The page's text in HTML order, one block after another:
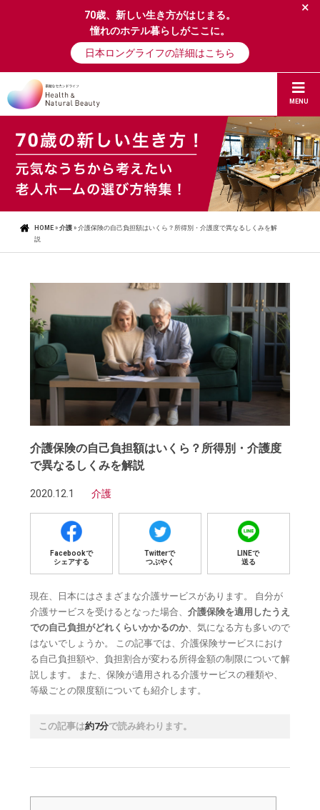
70歳、新しい生き方がはじまる。
憧れのホテル暮らしがここに。
日本ロングライフの詳細はこちら
×
MENU
HOME » 介護 » 介護保険の自己負担額はいくら？所得別・介護度で異なるしくみを解
説
介護保険の自己負担額はいくら？所得別・介護度
で異なるしくみを解説
2020.12.1 介護
Facebookで
シェアする
Twitterで
つぶやく
LINEで
送る
現在、日本にはさまざまな介護サービスがあります。 自分が
介護サービスを受けるとなった場合、 介護保険を適用したうえ
での自己負担がどれくらいかかるのか、気になる方も多いので
はないでしょうか。 この記事では、介護保険サービスにおけ
る自己負担額や、負担割合が変わる所得金額の制限について解
説します。 また、保険が適用される介護サービスの種類や、
等級ごとの限度額についても紹介します。
この記事は約7分で読み終わります。